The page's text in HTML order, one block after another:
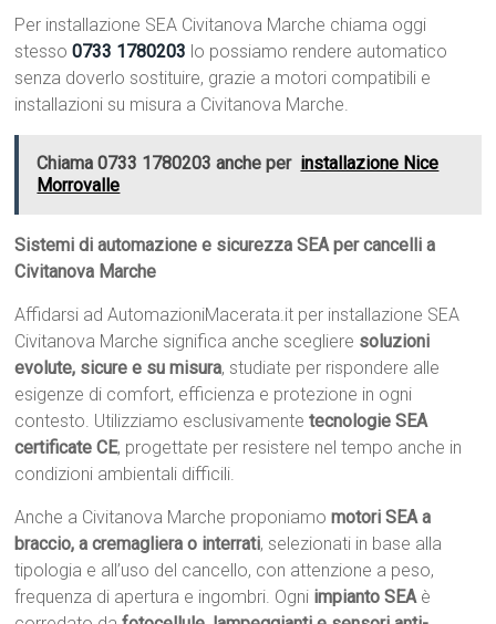
Per installazione SEA Civitanova Marche chiama oggi
stesso0733 1780203 lo possiamo rendere automatico
senza doverlo sostituire, grazie a motori compatibili e
installazioni su misura a Civitanova Marche.
Chiama 0733 1780203 anche per installazione Nice
Morrovalle
Sistemi di automazione e sicurezza SEA per cancelli a
Civitanova Marche
Affidarsi ad AutomazioniMacerata.it per installazione SEA
Civitanova Marche significa anche scegliere soluzioni
evolute, sicure e su misura, studiate per rispondere alle
esigenze di comfort, efficienza e protezione in ogni
contesto. Utilizziamo esclusivamentetecnologie SEA
certificate CE, progettate per resistere nel tempo anche in
condizioni ambientali difficili.
Anche a Civitanova Marche proponiamomotori SEA a
braccio, a cremagliera o interrati, selezionati in base alla
tipologia e all’uso del cancello, con attenzione a peso,
frequenza di apertura e ingombri. Ogni impianto SEAè